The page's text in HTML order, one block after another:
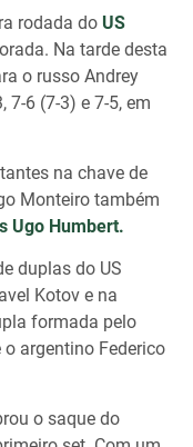
rodada do US
Na tarde desta
o russo Andrey
7-6 (7-3) e 7-5, em
na chave de
Monteiro também
Ugo Humbert.
duplas do US
Kotov e na
formada pelo
argentino Federico
o saque do